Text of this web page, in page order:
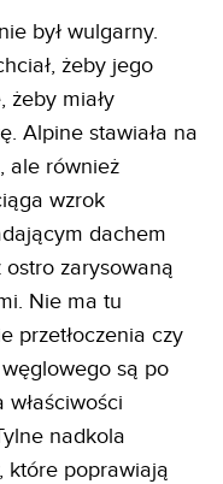
był wulgarny.
żeby jego
żeby miały
Alpine stawiała na
ale również
wzrok
dachem
zarysowaną
Nie ma tu
przetłoczenia czy
są po
nadkola
które poprawiają